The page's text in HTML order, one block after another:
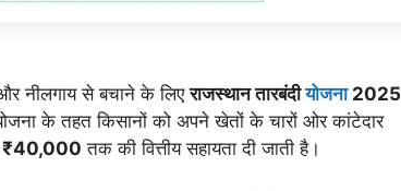
नीलगाय से बचाने के लिएराजस्थान तारबंदीयोजना 2025
के तहत किसानों को अपने खेतों के चारों ओर कांटेदार
₹40,000 तक की वित्तीय सहायता दी जाती है।